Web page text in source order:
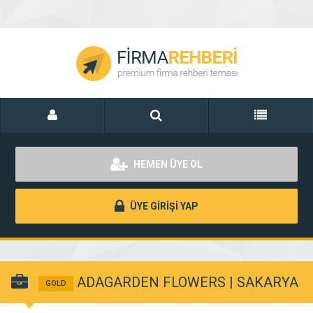
HEMEN ÜYE OL
ÜYE GİRİŞİ YAP
GOLD ADAGARDEN FLOWERS | SAKARYA